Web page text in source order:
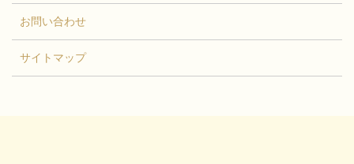
お問い合わせ
サイトマップ